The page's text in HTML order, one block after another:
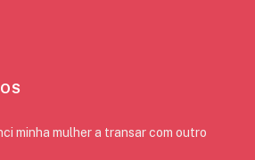
minha mulher a transar com outro